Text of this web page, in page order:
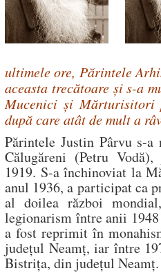
ultimele ore, Părintele
aceasta trecătoare şi s-a
Mucenici şi
după care atât de mult a
Părintele Justin Pârvu s-
Călugăreni (Petru
1919. S-a închinoviat la
anul 1936, a participat ca
al doilea război
legionarism între anii
a fost reprimit în
judeţul Neamţ, iar între
Bistriţa, din judeţul Neamţ.